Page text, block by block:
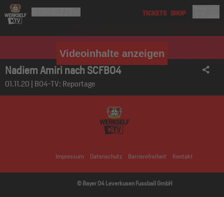
Videoinhalte anzeigen
Nadiem Amiri nach SCFB04
01.11.20 | B04-TV: Reportage
Impressum Datenschutz Barrierefreiheit Kontakt
© Bayer 04 Leverkusen Fussball GmbH